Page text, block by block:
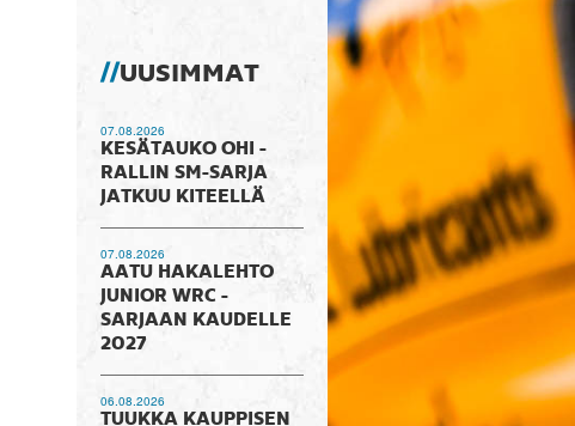
UUSIMMAT
07.08.2026
KESÄTAUKO OHI -
RALLIN SM-SARJA
JATKUU KITEELLÄ
07.08.2026
AATU HAKALEHTO
JUNIOR WRC -
SARJAAN KAUDELLE
2027
06.08.2026
TUUKKA KAUPPISEN